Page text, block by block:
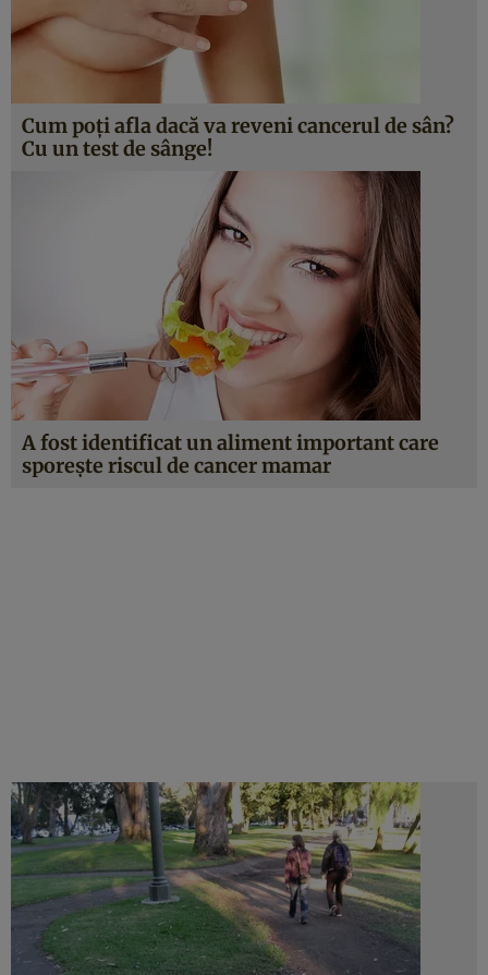
Cum poţi afla dacă va reveni cancerul de sân?
Cu un test de sânge!
A fost identificat un aliment important care
sporeşte riscul de cancer mamar